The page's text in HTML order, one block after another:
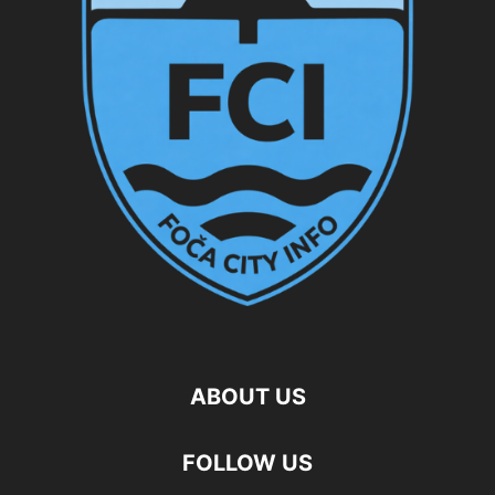
ABOUT US
FOLLOW US